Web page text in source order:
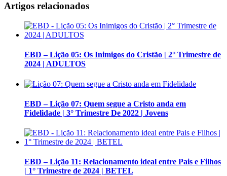
Artigos relacionados
EBD – Lição 05: Os Inimigos do Cristão | 2° Trimestre de
2024 | ADULTOS
EBD – Lição 07: Quem segue a Cristo anda em
Fidelidade | 3° Trimestre De 2022 | Jovens
EBD – Lição 11: Relacionamento ideal entre Pais e Filhos
| 1° Trimestre de 2024 | BETEL